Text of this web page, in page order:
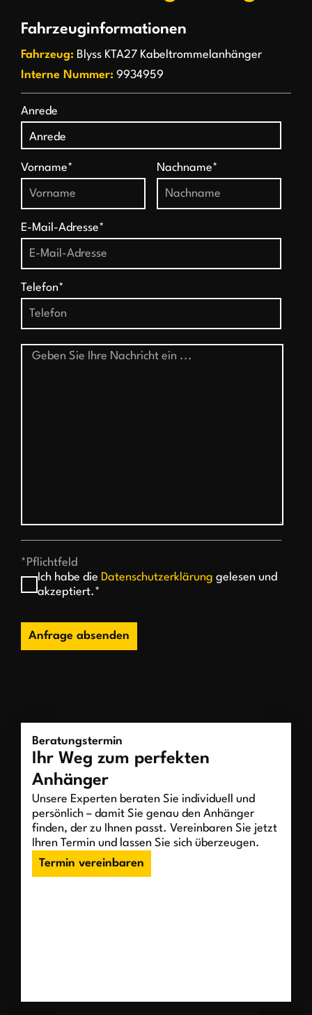
Fahrzeuginformationen
Fahrzeug: Blyss KTA27 Kabeltrommelanhänger
Interne Nummer: 9934959
Anrede
Vorname* Nachname*
E-Mail-Adresse*
Telefon*
*Pflichtfeld
Ich habe die Datenschutzerklärung gelesen und
akzeptiert.*
Anfrage absenden
Beratungstermin
Ihr Weg zum perfekten
Anhänger
Unsere Experten beraten Sie individuell und
persönlich – damit Sie genau den Anhänger
finden, der zu Ihnen passt. Vereinbaren Sie jetzt
Ihren Termin und lassen Sie sich überzeugen.
Termin vereinbaren